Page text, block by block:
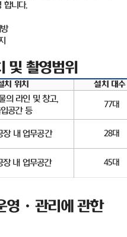
합니다.
및 촬영범위
치 위치 설치 대수
의 라인 및 창고,
공간 등
77대
장 내 업무공간 28대
장 내 업무공간 45대
영ㆍ관리에 관한